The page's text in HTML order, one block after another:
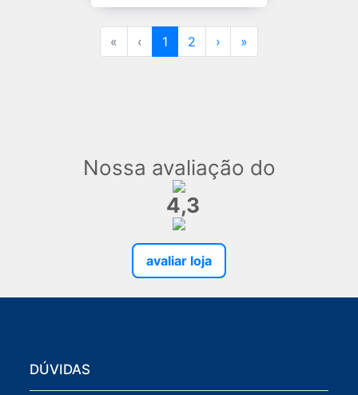
« ‹ 1 2 › »
Nossa avaliação do
4,3
avaliar loja
DÚVIDAS